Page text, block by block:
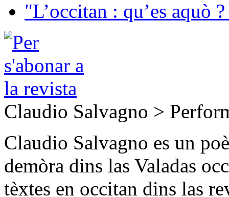
"L’occitan : qu’es aquò
Claudio Salvagno >
Claudio Salvagno es un
demòra dins las Valadas
tèxtes en occitan dins las